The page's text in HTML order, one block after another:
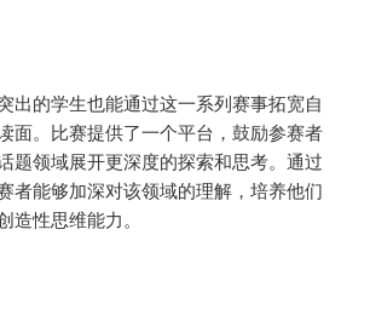
出的学生也能通过这一系列赛事拓宽自
面。比赛提供了一个平台，鼓励参赛者
题领域展开更深度的探索和思考。通过
者能够加深对该领域的理解，培养他们
造性思维能力。